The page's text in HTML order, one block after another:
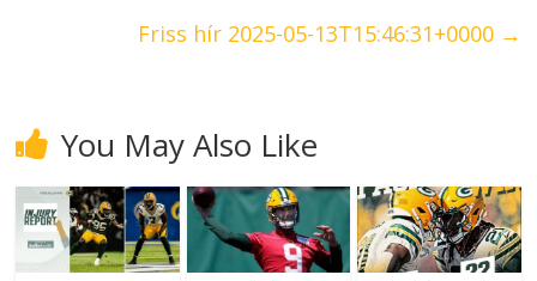
Friss hír 2025-05-13T15:46:31+0000 →
You May Also Like